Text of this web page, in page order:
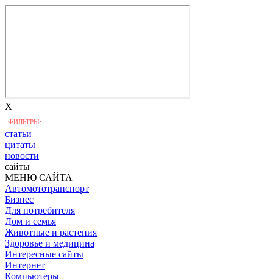
X
ФИЛЬТРЫ:
статьи
цитаты
новости
сайты
МЕНЮ САЙТА
Автомототранспорт
Бизнес
Для потребителя
Дом и семья
Животные и растения
Здоровье и медицина
Интересные сайты
Интернет
Компьютеры